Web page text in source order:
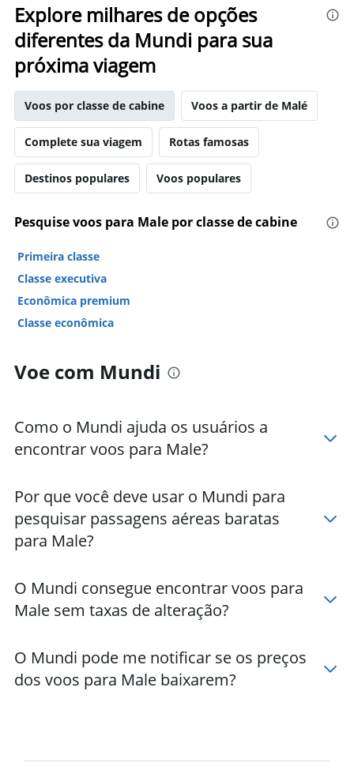
Explore milhares de opções
diferentes da Mundi para sua
próxima viagem
Voos por classe de cabine Voos a partir de Malé
Complete sua viagem Rotas famosas
Destinos populares Voos populares
Pesquise voos para Male por classe de cabine
Primeira classe
Classe executiva
Econômica premium
Classe econômica
Voe com Mundi
Como o Mundi ajuda os usuários a
encontrar voos para Male?
Por que você deve usar o Mundi para
pesquisar passagens aéreas baratas
para Male?
O Mundi consegue encontrar voos para
Male sem taxas de alteração?
O Mundi pode me notificar se os preços
dos voos para Male baixarem?